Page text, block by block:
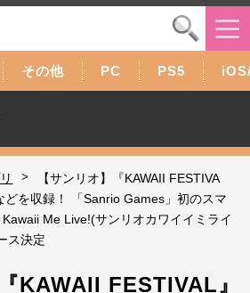
その他 PC PS5
>
【サンリオ】『KAWAII FESTIVA
どを収録！ 「Sanrio Games」初のスマ
Me Live!(サンリオカワイイミライ
ス決定
KAWAII FESTIVAL』